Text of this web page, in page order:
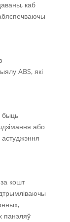
каб
ABS, які
быць
або
кошт
панэляў